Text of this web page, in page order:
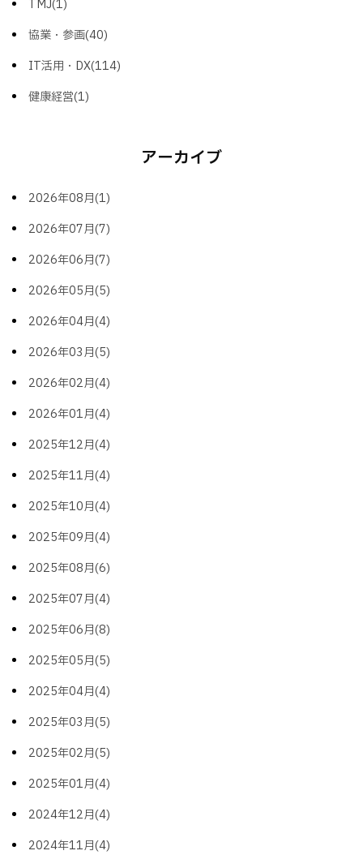
TMJ(1)
協業・参画(40)
IT活用・DX(114)
健康経営(1)
アーカイブ
2026年08月(1)
2026年07月(7)
2026年06月(7)
2026年05月(5)
2026年04月(4)
2026年03月(5)
2026年02月(4)
2026年01月(4)
2025年12月(4)
2025年11月(4)
2025年10月(4)
2025年09月(4)
2025年08月(6)
2025年07月(4)
2025年06月(8)
2025年05月(5)
2025年04月(4)
2025年03月(5)
2025年02月(5)
2025年01月(4)
2024年12月(4)
2024年11月(4)